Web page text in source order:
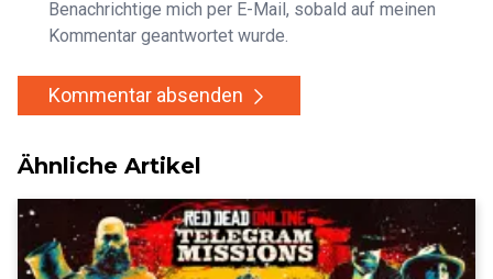
Benachrichtige mich per E-Mail, sobald auf meinen
Kommentar geantwortet wurde.
Kommentar absenden
Ähnliche Artikel